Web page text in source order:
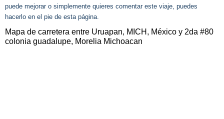
puede mejorar o simplemente quieres comentar este viaje, puedes
hacerlo en el pie de esta página.
Mapa de carretera entre Uruapan, MICH, México y 2da #80
colonia guadalupe, Morelia Michoacan